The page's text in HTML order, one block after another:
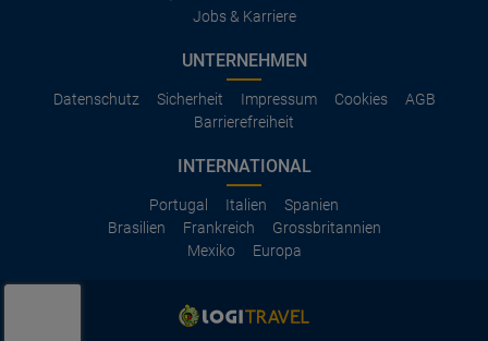
Jobs & Karriere
UNTERNEHMEN
Datenschutz Sicherheit Impressum Cookies
AGB
Barrierefreiheit
INTERNATIONAL
Portugal Italien
Spanien
Brasilien
Frankreich
Grossbritannien
Mexiko
Europa